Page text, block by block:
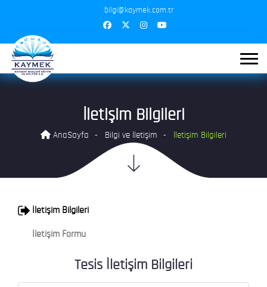
bilgi@kaymek.com.tr
İletişim Bilgileri
AnaSayfa Bilgi ve İletişim İletişim Bilgileri
İletişim Bilgileri
İletişim Formu
Tesis İletişim Bilgileri